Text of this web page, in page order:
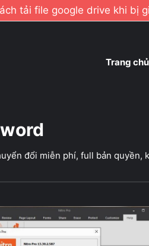
tải file google drive khi bị
Trang chủ
đổi miễn phí, full bản quyền,